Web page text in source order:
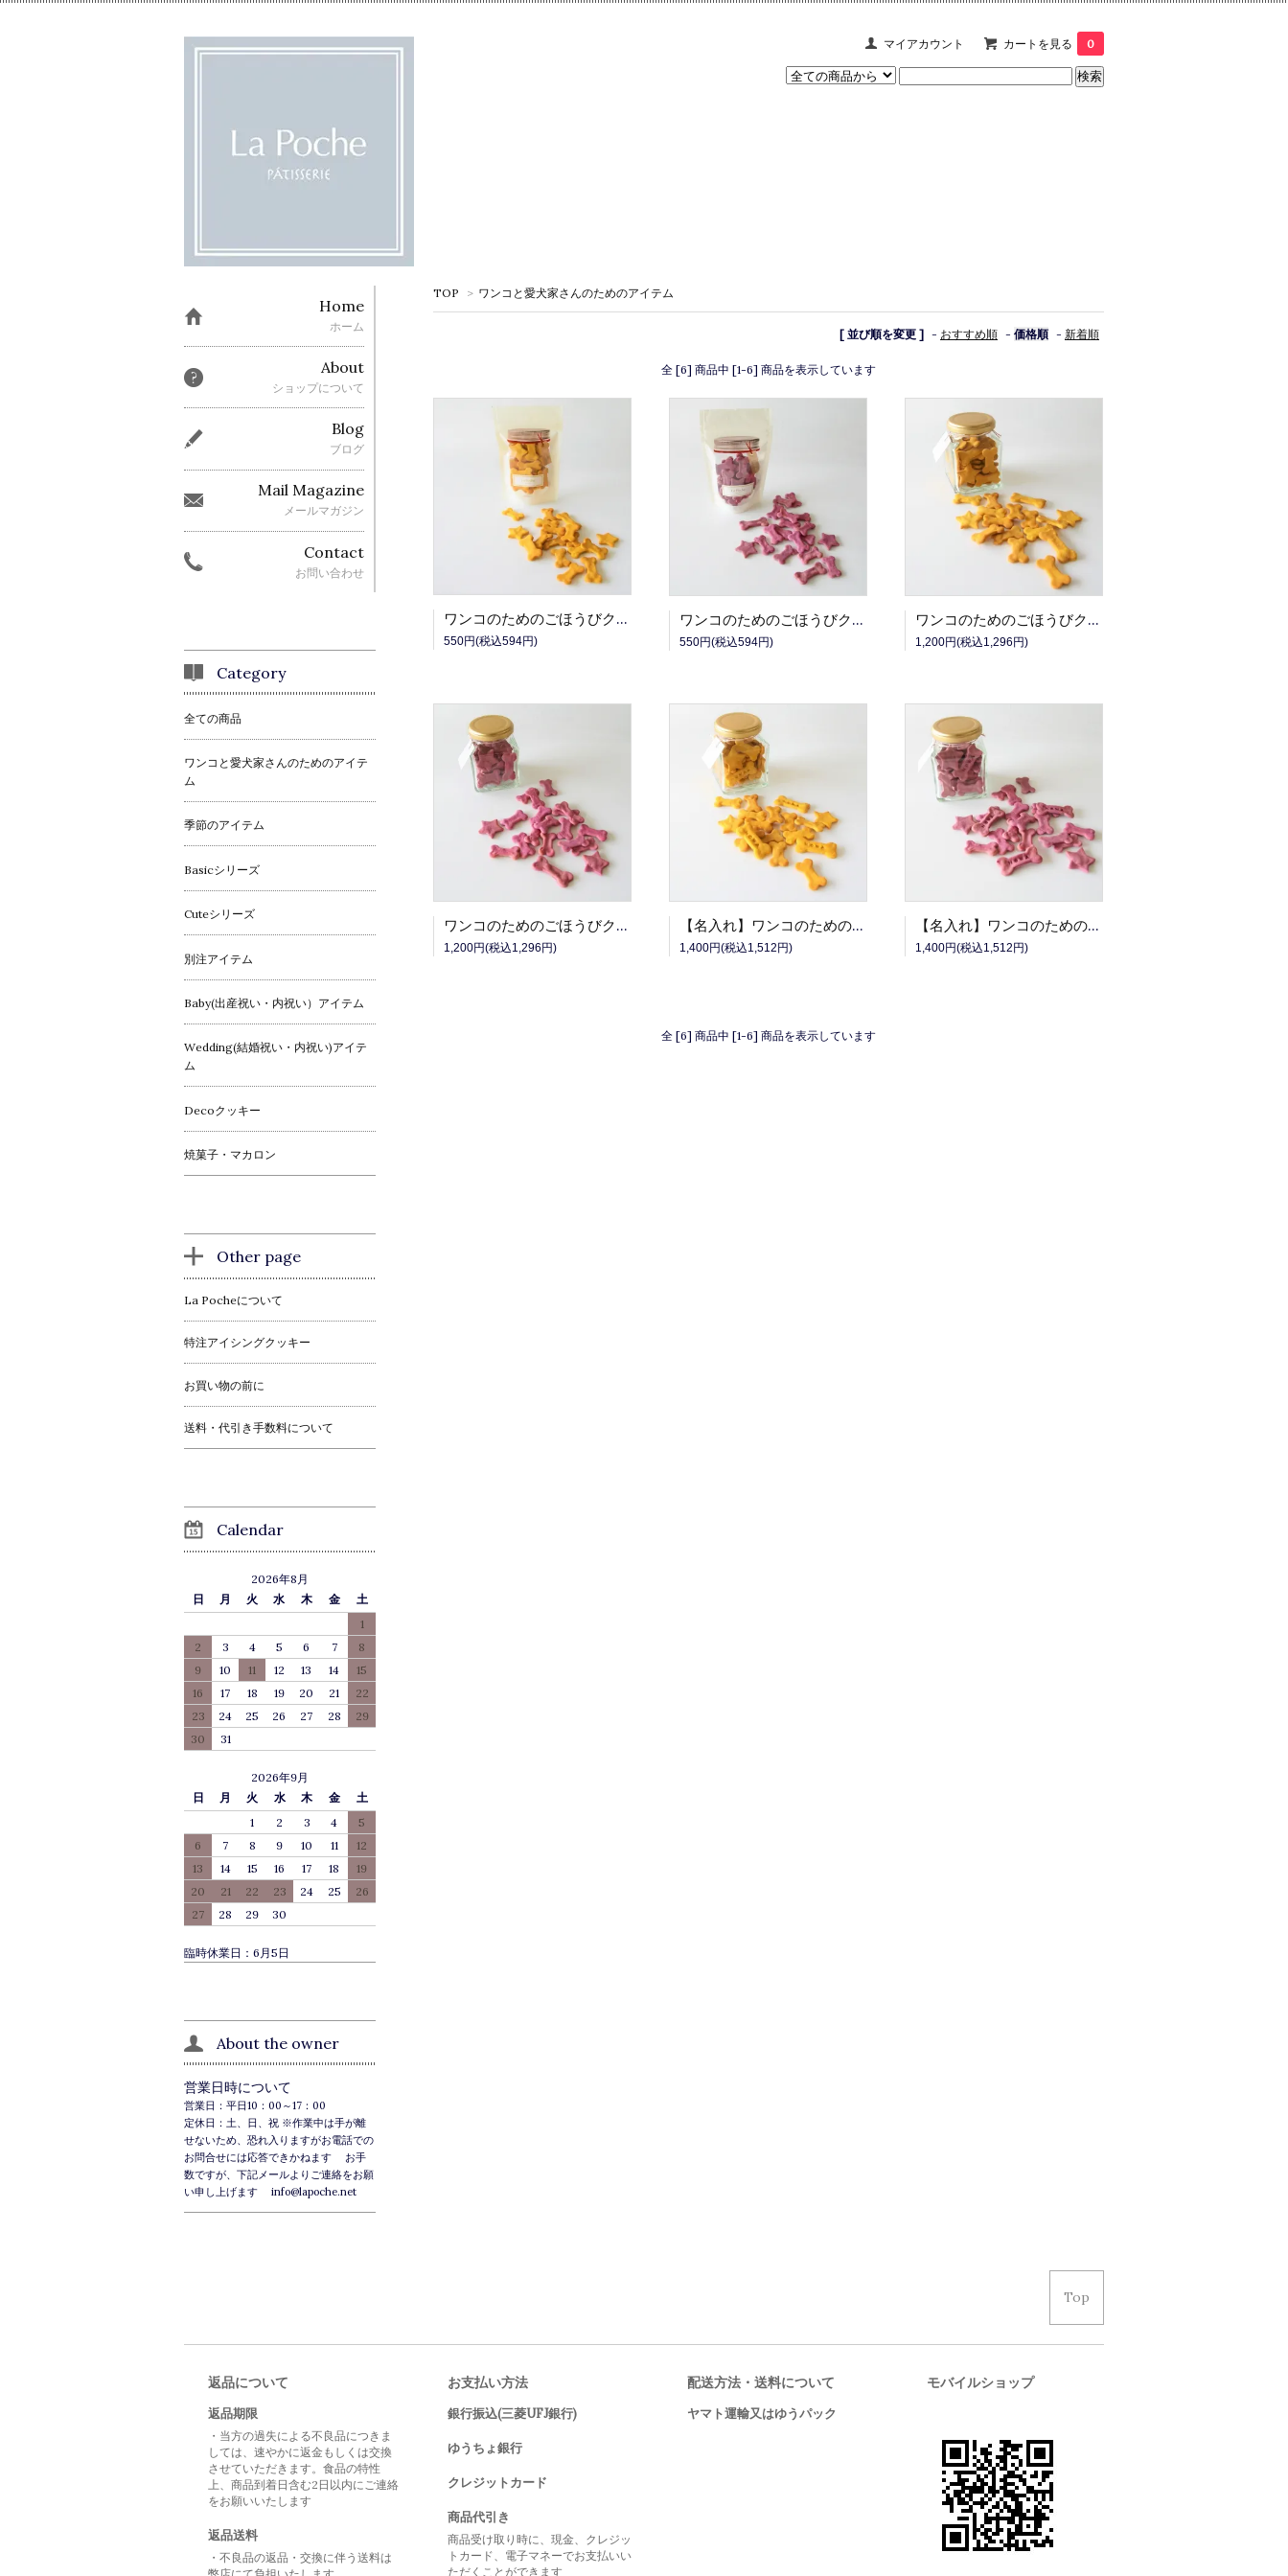
マイアカウント カートを見る 0
TOP > ワンコと愛犬家さんのためのアイテム
[ 並び順を変更 ] - おすすめ順 - 価格順 - 新着順
全 [6] 商品中 [1-6] 商品を表示しています
ワンコのためのごほうびクッキー(かぼちゃ)
550円(税込594円)
ワンコのためのごほうびクッキー(紫いも)
550円(税込594円)
ワンコのためのごほうびクッキー・ボトル(かぼちゃ)
1,200円(税込1,296円)
ワンコのためのごほうびクッキー・ボトル(紫いも)
1,200円(税込1,296円)
【名入れ】ワンコのためのごほうびクッキー・ボトル(かぼちゃ)
1,400円(税込1,512円)
【名入れ】ワンコのためのごほうびクッキー・ボトル(紫いも)
1,400円(税込1,512円)
全 [6] 商品中 [1-6] 商品を表示しています
Home
ホーム
About
ショップについて
Blog
ブログ
Mail Magazine
メールマガジン
Contact
お問い合わせ
Category
全ての商品
ワンコと愛犬家さんのためのアイテ
ム
季節のアイテム
Basicシリーズ
Cuteシリーズ
別注アイテム
Baby(出産祝い・内祝い）アイテム
Wedding(結婚祝い・内祝い)アイテ
ム
Decoクッキー
焼菓子・マカロン
Other page
La Pocheについて
特注アイシングクッキー
お買い物の前に
送料・代引き手数料について
Calendar
2026年8月
日
月 火 水 木 金
土
1
2
3 4 5 6 7
8
9
10 11 12 13 14
15
16
17 18 19 20 21
22
23
24 25 26 27 28
29
30
31
2026年9月
日
月 火 水 木 金
土
1
2 3 4
5
6
7 8 9 10 11
12
13
14 15 16 17 18
19
20
21 22 23 24 25
26
27
28 29 30
臨時休業日：6月5日
About the owner
営業日時について
営業日：平日10：00～17：00
定休日：土、日、祝 ※作業中は手が離
せないため、恐れ入りますがお電話での
お問合せには応答できかねます お手
数ですが、下記メールよりご連絡をお願
い申し上げます info@lapoche.net
Top
返品について
返品期限
・当方の過失による不良品につきま
しては、速やかに返金もしくは交換
させていただきます。食品の特性
上、商品到着日含む2日以内にご連絡
をお願いいたします
返品送料
・不良品の返品・交換に伴う送料は
お支払い方法
銀行振込(三菱UFJ銀行)
ゆうちょ銀行
クレジットカード
商品代引き
商品受け取り時に、現金、クレジッ
トカード、電子マネーでお支払いい
ただくことができます
配送方法・送料について
ヤマト運輸又はゆうパック
モバイルショップ